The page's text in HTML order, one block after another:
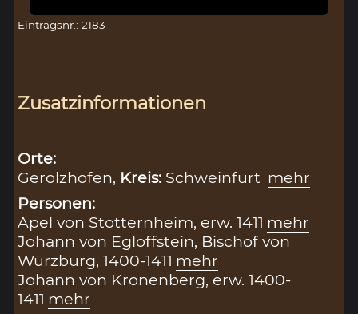
Eintragsnr.: 2183
Zusatzinformationen
Orte:
Gerolzhofen, Kreis: Schweinfurt mehr
Personen:
Apel von Stotternheim, erw. 1411 mehr
Johann von Egloffstein, Bischof von
Würzburg, 1400-1411 mehr
Johann von Kronenberg, erw. 1400-
1411 mehr